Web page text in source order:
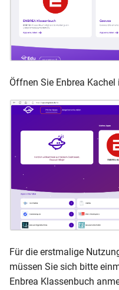
Öffnen Sie Enbrea Kachel
Für die erstmalige
müssen Sie sich bitte
Enbrea Klassenbuch